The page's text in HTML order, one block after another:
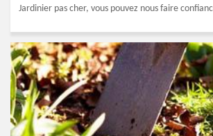
Jardinier pas cher, vous pouvez nous faire